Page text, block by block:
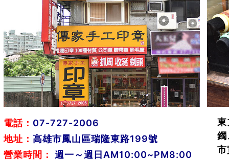
電話： 07-727-2006
地址： 高雄市鳳山區瑞隆東路199號
營業時間：
週一～週日AM10:00~PM8:00
鐲
市